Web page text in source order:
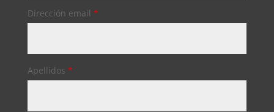
Dirección email *
Apellidos *